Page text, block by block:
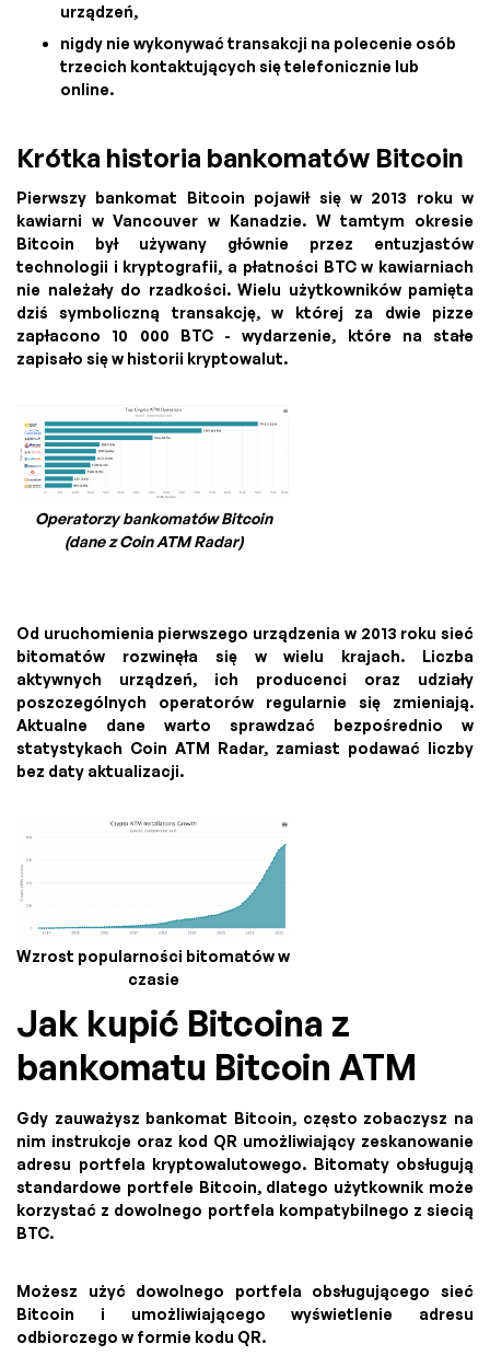
urządzeń,
nigdy nie wykonywać transakcji na polecenie osób
trzecich kontaktujących się telefonicznie lub
online.
Krótka historia bankomatów Bitcoin
Pierwszy bankomat Bitcoin pojawił się w 2013 roku w
kawiarni w Vancouver w Kanadzie. W tamtym okresie
Bitcoin był używany głównie przez entuzjastów
technologii i kryptografii, a płatności BTC w kawiarniach
nie należały do rzadkości. Wielu użytkowników pamięta
dziś symboliczną transakcję, w której za dwie pizze
zapłacono 10 000 BTC - wydarzenie, które na stałe
zapisało się w historii kryptowalut.
Operatorzy bankomatów Bitcoin
(dane z Coin ATM Radar)
Od uruchomienia pierwszego urządzenia w 2013 roku sieć
bitomatów rozwinęła się w wielu krajach. Liczba
aktywnych urządzeń, ich producenci oraz udziały
poszczególnych operatorów regularnie się zmieniają.
Aktualne dane warto sprawdzać bezpośrednio w
statystykach Coin ATM Radar, zamiast podawać liczby
bez daty aktualizacji.
Wzrost popularności bitomatów w
czasie
Jak kupić Bitcoina z
bankomatu Bitcoin ATM
Gdy zauważysz bankomat Bitcoin, często zobaczysz na
nim instrukcje oraz kod QR umożliwiający zeskanowanie
adresu portfela kryptowalutowego. Bitomaty obsługują
standardowe portfele Bitcoin, dlatego użytkownik może
korzystać z dowolnego portfela kompatybilnego z siecią
BTC.
Możesz użyć dowolnego portfela obsługującego sieć
Bitcoin i umożliwiającego wyświetlenie adresu
odbiorczego w formie kodu QR.